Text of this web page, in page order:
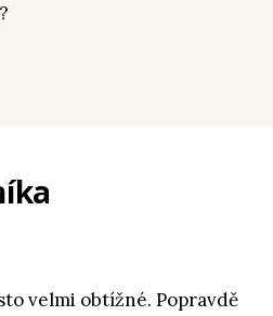
velmi obtížné. Popravdě